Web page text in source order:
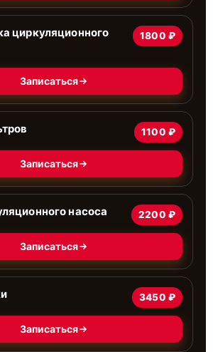
циркуляционного
1800 ₽
Записаться
1100 ₽
Записаться
насоса 2200 ₽
Записаться
3450 ₽
Записаться